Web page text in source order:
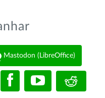
Mastodon (LibreOffice)